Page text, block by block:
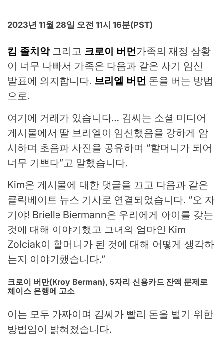
2023년 11월 28일 오전 11시 16분(PST)
킴 졸치악그리고 크로이 버먼가족의 재정 상황
이 너무 나빠서 가족은 다음과 같은 사기 임신
발표에 의지합니다. 브리엘 버먼 돈을 버는 방법
으로.
여기에 거래가 있습니다… 김씨는 소셜 미디어
게시물에서 딸 브리엘이 임신했음을 강하게 암
시하며 초음파 사진을 공유하며 “할머니가 되어
너무 기쁘다”고 말했습니다.
Kim은 게시물에 대한 댓글을 끄고 다음과 같은
클릭베이트 뉴스 기사로 연결되었습니다. “오 자
기야! Brielle Biermann은 우리에게 아이를 갖는
것에 대해 이야기했고 그녀의 엄마인 Kim
Zolciak이 할머니가 된 것에 대해 어떻게 생각하
는지 이야기했습니다.”
크로이 버만(Kroy Berman), 5자리 신용카드 잔액 문제로
체이스 은행에 고소
이는 모두 가짜이며 김씨가 빨리 돈을 벌기 위한
방법임이 밝혀졌습니다.